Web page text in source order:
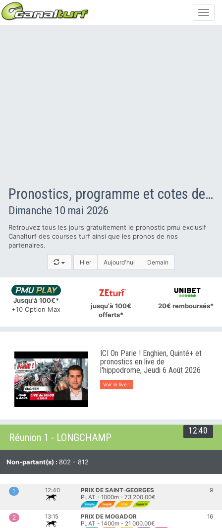
Pronostics, programme et cotes des courses PMU
Dimanche 10 mai 2026
Retrouvez tous les jours gratuitement le pronostic pmu exclusif
Canalturf des courses turf ainsi que les pronos de nos
partenaires.
Hier Aujourd'hui Demain
Jusqu'à 100€*
+10 Option Max
jusqu'à 100€
offerts*
20€ remboursés*
ICI On Parie ! Enghien, Quinté+ et
pronostics en live de
l'hippodrome, Jeudi 6 Août 2026
Voir le live !
12:40
Réunion 1 - LONGCHAMP
Non-partant(s) : 802 - 812
1 12:40
PRIX DE SAINT-GEORGES
PLAT - 1000m - 73 200.00€
9
2 13:15
PRIX DE MOGADOR
PLAT - 1400m - 21 000.00€
16